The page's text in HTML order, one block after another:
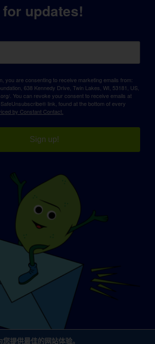
updates!
you are consenting to receive marketing emails from:
638 Kennedy Drive, Twin Lakes, WI, 53181, US,
. You can revoke your consent to receive emails at
link, found at the bottom of every
by Constant Contact.
Sign up!
提供最佳的网站体验。